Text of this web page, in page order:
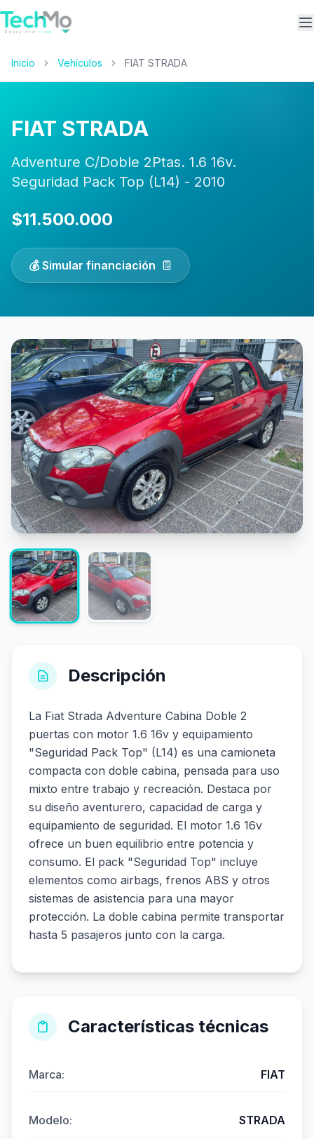
Inicio Vehículos FIAT STRADA
FIAT STRADA
Adventure C/Doble 2Ptas. 1.6 16v.
Seguridad Pack Top (L14) - 2010
$11.500.000
💰 Simular financiación
Descripción
La Fiat Strada Adventure Cabina Doble 2
puertas con motor 1.6 16v y equipamiento
"Seguridad Pack Top" (L14) es una camioneta
compacta con doble cabina, pensada para uso
mixto entre trabajo y recreación. Destaca por
su diseño aventurero, capacidad de carga y
equipamiento de seguridad. El motor 1.6 16v
ofrece un buen equilibrio entre potencia y
consumo. El pack "Seguridad Top" incluye
elementos como airbags, frenos ABS y otros
sistemas de asistencia para una mayor
protección. La doble cabina permite transportar
hasta 5 pasajeros junto con la carga.
Características técnicas
Marca: FIAT
Modelo: STRADA